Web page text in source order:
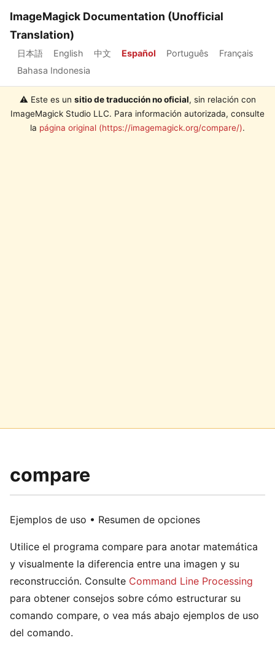
ImageMagick Documentation (Unofficial
Translation)
日本語 English 中文 Español Português
Français
Bahasa Indonesia
⚠️ Este es un sitio de traducción no oficial, sin relación con
ImageMagick Studio LLC. Para información autorizada, consulte
la página original (https://imagemagick.org/compare/).
compare
Ejemplos de uso • Resumen de opciones
Utilice el programa compare para anotar matemática
y visualmente la diferencia entre una imagen y su
reconstrucción. Consulte Command Line Processing
para obtener consejos sobre cómo estructurar su
comando compare, o vea más abajo ejemplos de uso
del comando.